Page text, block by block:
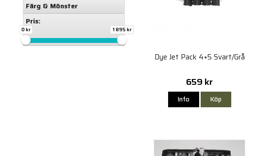
Färg & Mönster
Pris:
0 kr 1 895 kr
Dye Jet Pack 4+5 Svart/Grå
659 kr
Info Köp